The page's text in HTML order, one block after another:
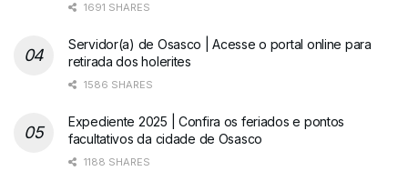
1691 SHARES
Servidor(a) de Osasco | Acesse o portal online para
retirada dos holerites
1586 SHARES
Expediente 2025 | Confira os feriados e pontos
facultativos da cidade de Osasco
1188 SHARES